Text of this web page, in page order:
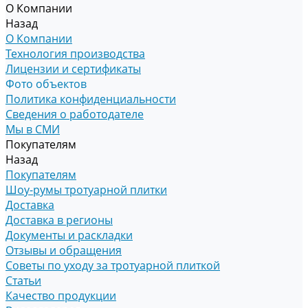
О Компании
Назад
О Компании
Технология производства
Лицензии и сертификаты
Фото объектов
Политика конфиденциальности
Сведения о работодателе
Мы в СМИ
Покупателям
Назад
Покупателям
Шоу-румы тротуарной плитки
Доставка
Доставка в регионы
Документы и раскладки
Отзывы и обращения
Советы по уходу за тротуарной плиткой
Статьи
Качество продукции